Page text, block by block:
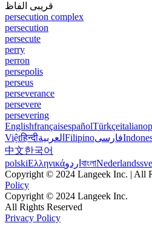
قریبی الفاظ
persecution complex
persecution
persecute
perry
perron
persepolis
perseus
perseverance
persevere
persevering
EnglishfrançaisespañolTürkçeitaliano
Việtहिन्दीالعربية Filipinoفارسی
中文한국어
polskiΕλληνικάاردو বাংলাNederlands
Copyright © 2024 Langeek Inc. | All
Policy
Copyright © 2024 Langeek Inc.
All Rights Reserved
Privacy Policy